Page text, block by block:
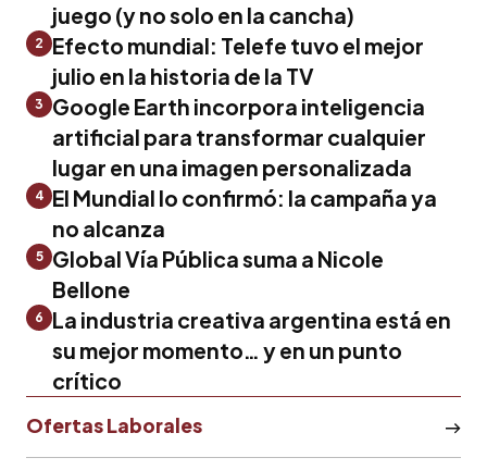
juego (y no solo en la cancha)
2
Efecto mundial: Telefe tuvo el mejor
julio en la historia de la TV
3
Google Earth incorpora inteligencia
artificial para transformar cualquier
lugar en una imagen personalizada
4 El Mundial lo confirmó: la campaña ya
no alcanza
5
Global Vía Pública suma a Nicole
Bellone
6
La industria creativa argentina está en
su mejor momento… y en un punto
crítico
Ofertas Laborales